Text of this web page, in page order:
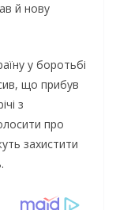
й нову
у боротьбі
що прибув
з
про
захистити